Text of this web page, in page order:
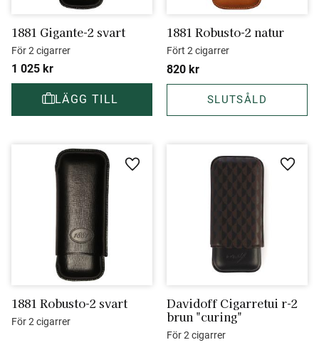
1881 Gigante-2 svart
För 2 cigarrer
1 025 kr
1881 Robusto-2 natur
Fört 2 cigarrer
820 kr
1881 Robusto-2 svart
För 2 cigarrer
Lägg till i favoriter
Davidoff Cigarretui r-2
brun "curing"
För 2 cigarrer
Lägg